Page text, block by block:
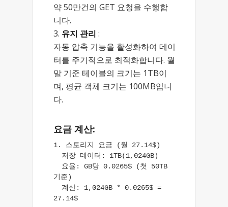
약 50만건의 GET 요청을 수행합
니다.
유지 관리 :
자동 압축 기능을 활성화하여 데이
터를 주기적으로 최적화합니다. 월
말 기준 테이블의 크기는 1TB이
며, 평균 객체 크기는 100MB입니
다.
요금 계산:
1. 스토리지 요금 (월 27.14$)
기준)
27.14$